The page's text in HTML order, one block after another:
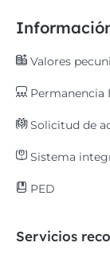
Valores
Permanencia
Solicitud de
Sistema
PED
Servicios